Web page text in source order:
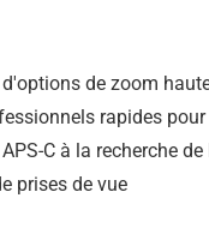
de zoom
rapides pour
C à la recherche de
prises de vue